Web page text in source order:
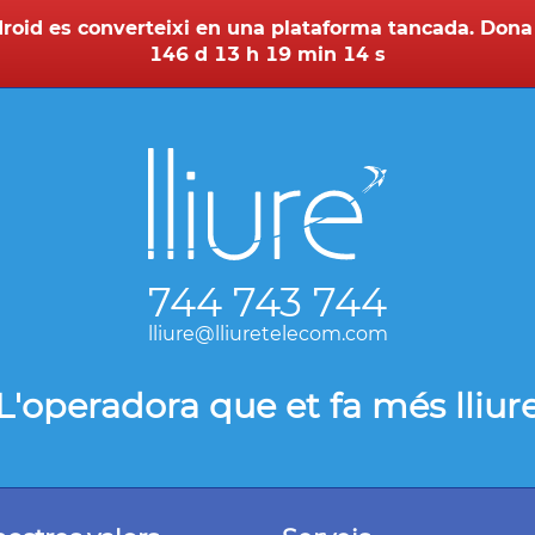
es converteixi en una plataforma tancada.
146 d 13 h 19 min 14 s
que et fa més
744 743 744
lliure@lliuretelecom.com